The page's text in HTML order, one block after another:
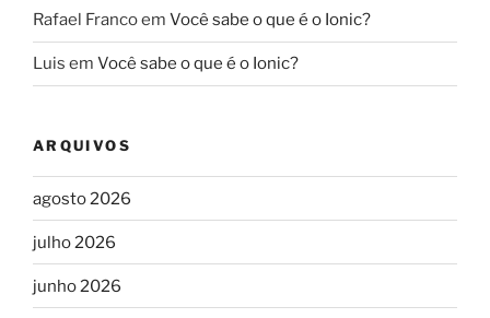
Rafael Francoem Você sabe o que é o Ionic?
Luis em Você sabe o que é o Ionic?
ARQUIVOS
agosto 2026
julho 2026
junho 2026